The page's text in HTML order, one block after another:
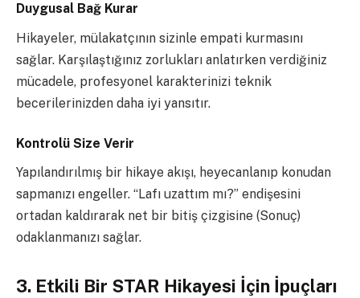
Duygusal Bağ Kurar
Hikayeler, mülakatçının sizinle empati kurmasını
sağlar. Karşılaştığınız zorlukları anlatırken verdiğiniz
mücadele, profesyonel karakterinizi teknik
becerilerinizden daha iyi yansıtır.
Kontrolü Size Verir
Yapılandırılmış bir hikaye akışı, heyecanlanıp konudan
sapmanızı engeller. “Lafı uzattım mı?” endişesini
ortadan kaldırarak net bir bitiş çizgisine (Sonuç)
odaklanmanızı sağlar.
3. Etkili Bir STAR Hikayesi İçin İpuçları